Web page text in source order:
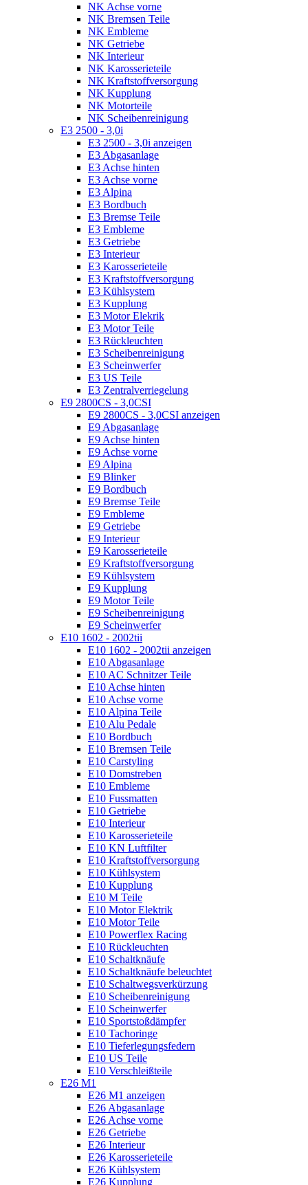
NK Achse vorne
NK Bremsen Teile
NK Embleme
NK Getriebe
NK Interieur
NK Karosserieteile
NK Kraftstoffversorgung
NK Kupplung
NK Motorteile
NK Scheibenreinigung
E3 2500 - 3,0i
E3 2500 - 3,0i anzeigen
E3 Abgasanlage
E3 Achse hinten
E3 Achse vorne
E3 Alpina
E3 Bordbuch
E3 Bremse Teile
E3 Embleme
E3 Getriebe
E3 Interieur
E3 Karosserieteile
E3 Kraftstoffversorgung
E3 Kühlsystem
E3 Kupplung
E3 Motor Elekrik
E3 Motor Teile
E3 Rückleuchten
E3 Scheibenreinigung
E3 Scheinwerfer
E3 US Teile
E3 Zentralverriegelung
E9 2800CS - 3,0CSI
E9 2800CS - 3,0CSI anzeigen
E9 Abgasanlage
E9 Achse hinten
E9 Achse vorne
E9 Alpina
E9 Blinker
E9 Bordbuch
E9 Bremse Teile
E9 Embleme
E9 Getriebe
E9 Interieur
E9 Karosserieteile
E9 Kraftstoffversorgung
E9 Kühlsystem
E9 Kupplung
E9 Motor Teile
E9 Scheibenreinigung
E9 Scheinwerfer
E10 1602 - 2002tii
E10 1602 - 2002tii anzeigen
E10 Abgasanlage
E10 AC Schnitzer Teile
E10 Achse hinten
E10 Achse vorne
E10 Alpina Teile
E10 Alu Pedale
E10 Bordbuch
E10 Bremsen Teile
E10 Carstyling
E10 Domstreben
E10 Embleme
E10 Fussmatten
E10 Getriebe
E10 Interieur
E10 Karosserieteile
E10 KN Luftfilter
E10 Kraftstoffversorgung
E10 Kühlsystem
E10 Kupplung
E10 M Teile
E10 Motor Elektrik
E10 Motor Teile
E10 Powerflex Racing
E10 Rückleuchten
E10 Schaltknäufe
E10 Schaltknäufe beleuchtet
E10 Schaltwegsverkürzung
E10 Scheibenreinigung
E10 Scheinwerfer
E10 Sportstoßdämpfer
E10 Tachoringe
E10 Tieferlegungsfedern
E10 US Teile
E10 Verschleißteile
E26 M1
E26 M1 anzeigen
E26 Abgasanlage
E26 Achse vorne
E26 Getriebe
E26 Interieur
E26 Karosserieteile
E26 Kühlsystem
E26 Kupplung